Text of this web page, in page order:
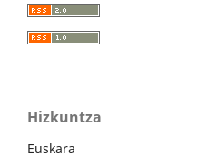
Hizkuntza
Euskara